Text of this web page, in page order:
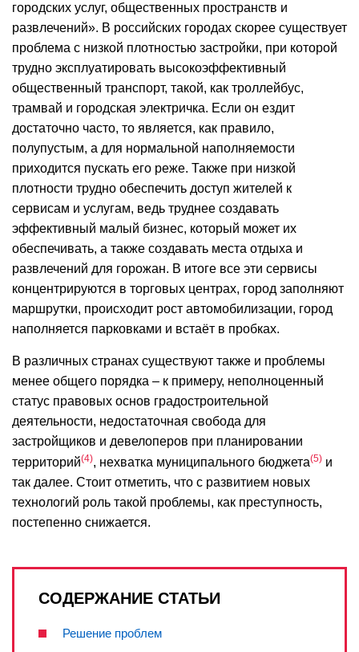
городских услуг, общественных пространств и
развлечений». В российских городах скорее существует
проблема с низкой плотностью застройки, при которой
трудно эксплуатировать высокоэффективный
общественный транспорт, такой, как троллейбус,
трамвай и городская электричка. Если он ездит
достаточно часто, то является, как правило,
полупустым, а для нормальной наполняемости
приходится пускать его реже. Также при низкой
плотности трудно обеспечить доступ жителей к
сервисам и услугам, ведь труднее создавать
эффективный малый бизнес, который может их
обеспечивать, а также создавать места отдыха и
развлечений для горожан. В итоге все эти сервисы
концентрируются в торговых центрах, город заполняют
маршрутки, происходит рост автомобилизации, город
наполняется парковками и встаёт в пробках.
В различных странах существуют также и проблемы
менее общего порядка – к примеру, неполноценный
статус правовых основ градостроительной
деятельности, недостаточная свобода для
застройщиков и девелоперов при планировании
территорий 4 , нехватка муниципального бюджета 5
и
так далее. Стоит отметить, что с развитием новых
технологий роль такой проблемы, как преступность,
постепенно снижается.
СОДЕРЖАНИЕ СТАТЬИ
Решение проблем